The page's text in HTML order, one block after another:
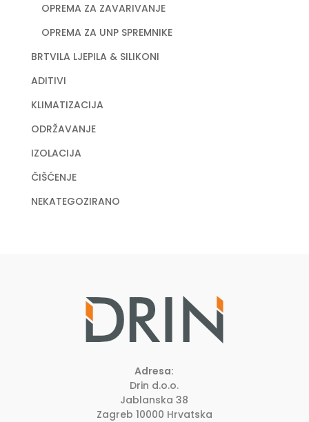
OPREMA ZA ZAVARIVANJE
OPREMA ZA UNP SPREMNIKE
BRTVILA LJEPILA & SILIKONI
ADITIVI
KLIMATIZACIJA
ODRŽAVANJE
IZOLACIJA
ČIŠĆENJE
NEKATEGOZIRANO
Adresa:
Drin d.o.o.
Jablanska 38
Zagreb 10000 Hrvatska